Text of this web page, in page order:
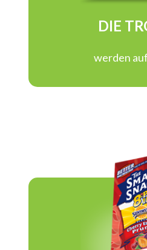
DIE
werden